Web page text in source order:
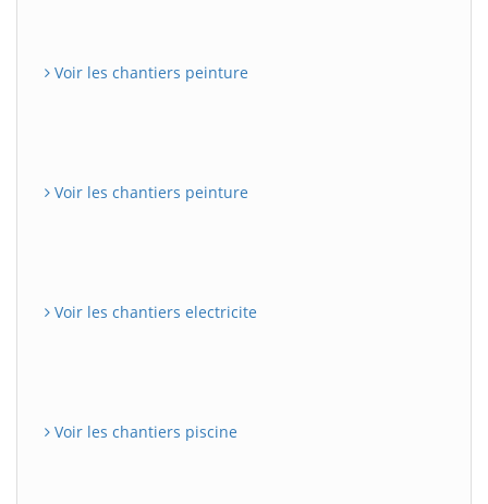
Voir les chantiers peinture
Voir les chantiers peinture
Voir les chantiers electricite
Voir les chantiers piscine